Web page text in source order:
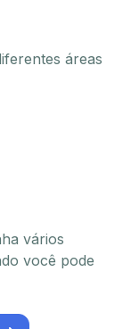
áreas
vários
você pode